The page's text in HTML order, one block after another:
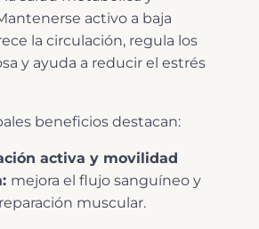
activo a baja
la circulación, regula los
y ayuda a reducir el estrés
beneficios destacan:
activa y movilidad
mejora el flujo sanguíneo y
muscular.